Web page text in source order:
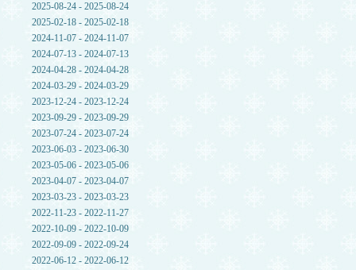
2025-08-24 - 2025-08-24
2025-02-18 - 2025-02-18
2024-11-07 - 2024-11-07
2024-07-13 - 2024-07-13
2024-04-28 - 2024-04-28
2024-03-29 - 2024-03-29
2023-12-24 - 2023-12-24
2023-09-29 - 2023-09-29
2023-07-24 - 2023-07-24
2023-06-03 - 2023-06-30
2023-05-06 - 2023-05-06
2023-04-07 - 2023-04-07
2023-03-23 - 2023-03-23
2022-11-23 - 2022-11-27
2022-10-09 - 2022-10-09
2022-09-09 - 2022-09-24
2022-06-12 - 2022-06-12